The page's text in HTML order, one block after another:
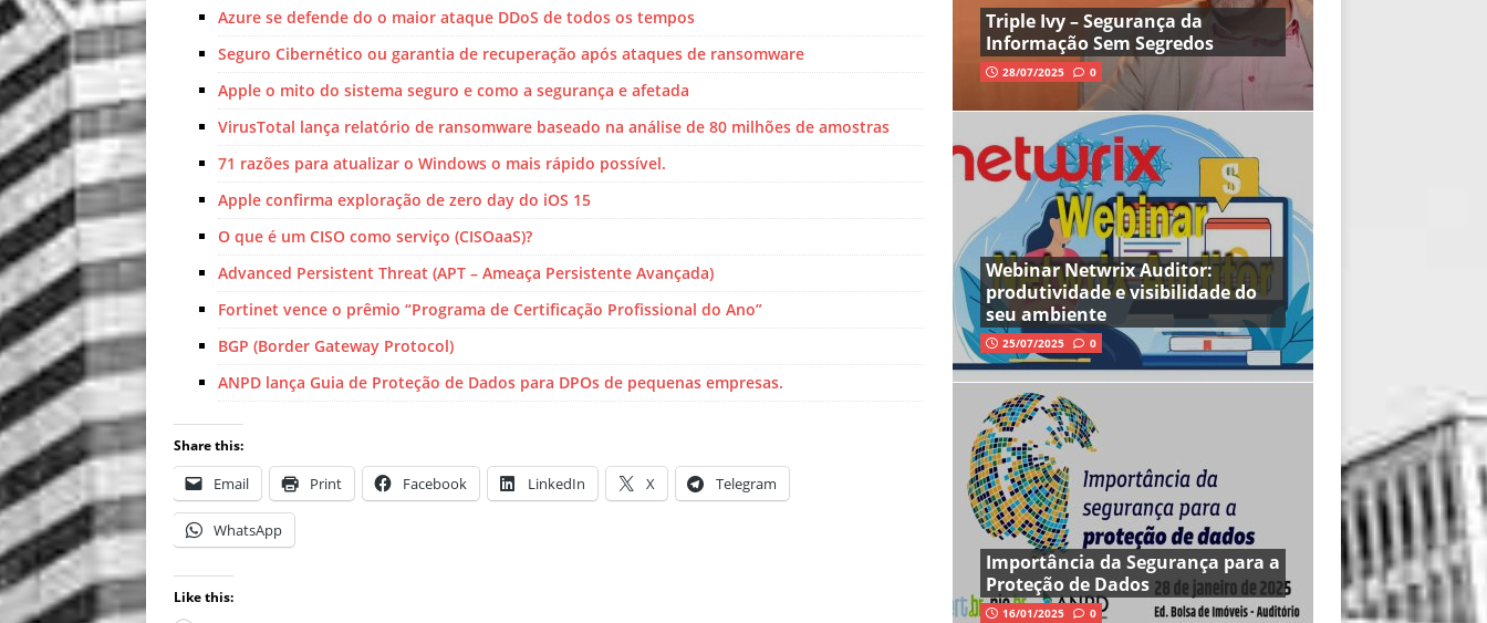
Azure se defende do o maior ataque DDoS de todos os tempos
Seguro Cibernético ou garantia de recuperação após ataques de ransomware
Apple o mito do sistema seguro e como a segurança e afetada
VirusTotal lança relatório de ransomware baseado na análise de 80 milhões de amostras
71 razões para atualizar o Windows o mais rápido possível.
Apple confirma exploração de zero day do iOS 15
O que é um CISO como serviço (CISOaaS)?
Advanced Persistent Threat (APT – Ameaça Persistente Avançada)
Fortinet vence o prêmio “Programa de Certificação Profissional do Ano”
BGP (Border Gateway Protocol)
ANPD lança Guia de Proteção de Dados para DPOs de pequenas empresas.
Share this:
Email Print Facebook LinkedIn X Telegram
WhatsApp
Like this:
Triple Ivy – Segurança da
Informação Sem Segredos
28/07/2025 0
Webinar Netwrix Auditor:
produtividade e visibilidade do
seu ambiente
25/07/2025 0
Importância da Segurança para a
Proteção de Dados
16/01/2025 0